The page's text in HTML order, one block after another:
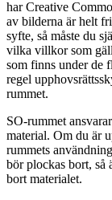
har Creative
av bilderna är helt
syfte, så måste du
vilka villkor som
som finns under de
regel
rummet.
SO-rummet
material. Om du är
rummets
bör plockas bort, så
bort materialet.